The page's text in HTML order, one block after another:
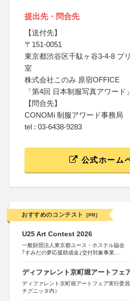
提出先・問合先
【送付先】
〒151-0051
東京都渋谷区千駄ヶ谷3-4-8 プ
室
株式会社このみ 原宿OFFICE
「第4回 日本制服写真アワード
【問合先】
CONOMi 制服アワード事務局
tel : 03-6438-9283
公式ホーム
おすすめのコンテスト [PR]
U25 Art Contest 2026
一般財団法人東京都ユース・ホステル協会
｢すみだの夢応援助成金｣交付対象事業
ディファレント京町堀アートフェ
ディファレント京町堀アートフェア実行委
チグニッタ内）